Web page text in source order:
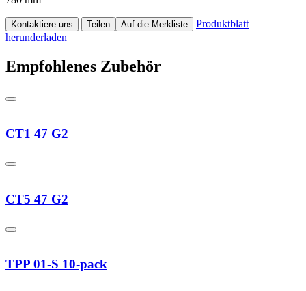
Kontaktiere uns Teilen Auf die Merkliste
Produktblatt
herunderladen
Empfohlenes Zubehör
CT1 47 G2
CT5 47 G2
TPP 01-S 10-pack